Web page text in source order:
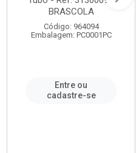
BRASCOLA
Código: 964094
Embalagem: PC0001PC
Entre ou
cadastre-se